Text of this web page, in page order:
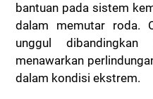
bantuan pada sistem
dalam memutar roda.
unggul
menawarkan
dalam kondisi ekstrem.